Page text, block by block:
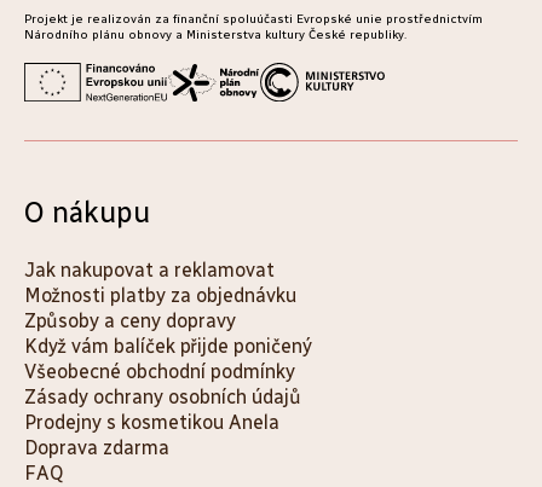
Projekt je realizován za finanční spoluúčasti Evropské unie prostřednictvím
Národního plánu obnovy a Ministerstva kultury České republiky.
O nákupu
Jak nakupovat a reklamovat
Možnosti platby za objednávku
Způsoby a ceny dopravy
Když vám balíček přijde poničený
Všeobecné obchodní podmínky
Zásady ochrany osobních údajů
Prodejny s kosmetikou Anela
Doprava zdarma
FAQ